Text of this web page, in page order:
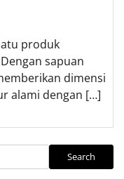
produk
sapuan
dimensi
alami dengan […]
Search